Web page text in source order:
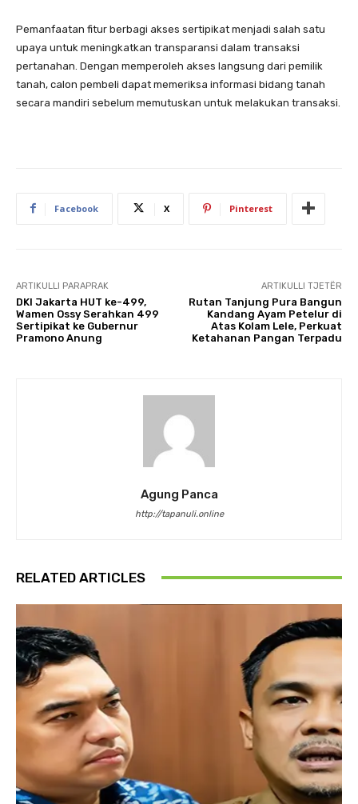
Pemanfaatan fitur berbagi akses sertipikat menjadi salah satu
upaya untuk meningkatkan transparansi dalam transaksi
pertanahan. Dengan memperoleh akses langsung dari pemilik
tanah, calon pembeli dapat memeriksa informasi bidang tanah
secara mandiri sebelum memutuskan untuk melakukan transaksi.
Facebook X Pinterest
ARTIKULLI PARAPRAK
DKI Jakarta HUT ke-499,
Wamen Ossy Serahkan 499
Sertipikat ke Gubernur
Pramono Anung
ARTIKULLI TJETËR
Rutan Tanjung Pura Bangun
Kandang Ayam Petelur di
Atas Kolam Lele, Perkuat
Ketahanan Pangan Terpadu
Agung Panca
http://tapanuli.online
RELATED ARTICLES